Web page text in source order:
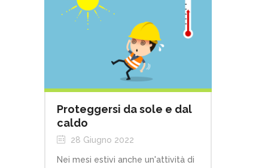
Proteggersi da sole e dal
caldo
28 Giugno 2022
Nei mesi estivi anche un'attività di